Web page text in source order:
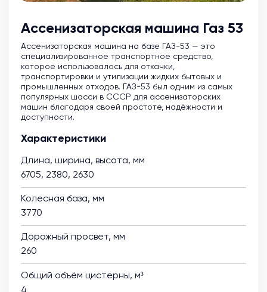
Ассенизаторская машина Газ 53
Ассенизаторская машина на базе ГАЗ-53 — это
специализированное транспортное средство,
которое использовалось для откачки,
транспортировки и утилизации жидких бытовых и
промышленных отходов. ГАЗ-53 был одним из самых
популярных шасси в СССР для ассенизаторских
машин благодаря своей простоте, надёжности и
доступности.
Характеристики
Длина, ширина, высота, мм
6705, 2380, 2630
Колесная база, мм
3770
Дорожный просвет, мм
260
Общий объём цистерны, м³